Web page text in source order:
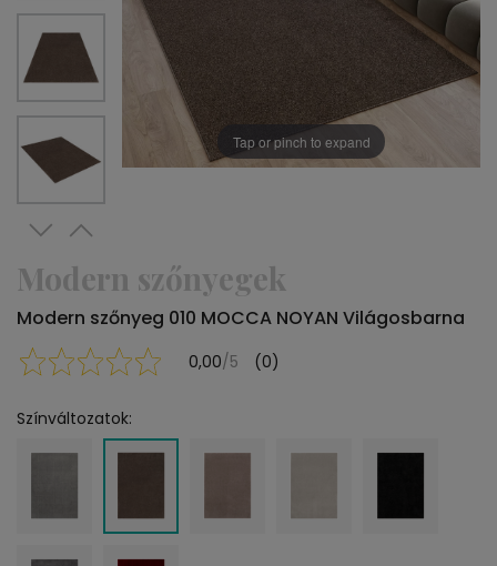
Tap or pinch to expand
Modern szőnyegek
Modern szőnyeg 010 MOCCA NOYAN Világosbarna
0,00/5 (0)
Színváltozatok: